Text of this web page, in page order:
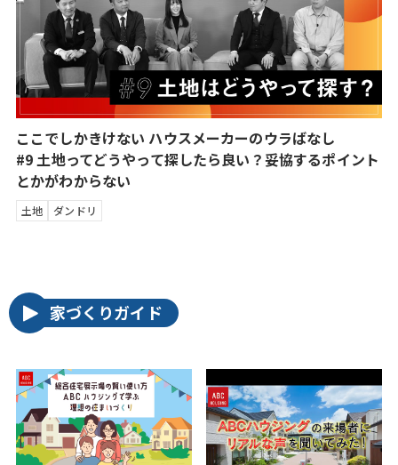
ここでしかきけない ハウスメーカーのウラばなし
#9 土地ってどうやって探したら良い？妥協するポイント
とかがわからない
土地 ダンドリ
家づくりガイド